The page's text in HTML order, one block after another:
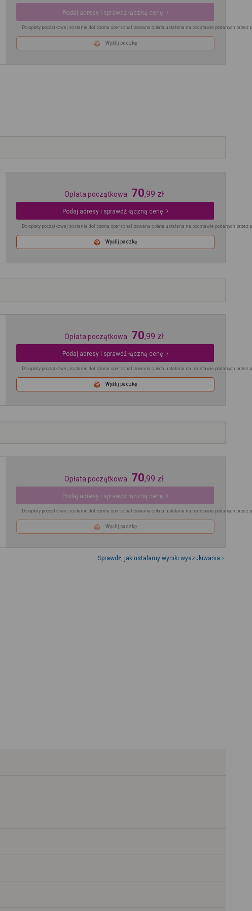
Podaj adresy i sprawdź łączną cenę
Do opłaty początkowej zostanie doliczona spersonalizowana opłata ustalana na podstawie podanych przez
Wyślij paczkę
Opłata początkowa 70,99 zł
Podaj adresy i sprawdź łączną cenę
Do opłaty początkowej zostanie doliczona spersonalizowana opłata ustalana na podstawie podanych przez
Wyślij paczkę
Opłata początkowa 70,99 zł
Podaj adresy i sprawdź łączną cenę
Do opłaty początkowej zostanie doliczona spersonalizowana opłata ustalana na podstawie podanych przez
Wyślij paczkę
Opłata początkowa 70,99 zł
Podaj adresy i sprawdź łączną cenę
Do opłaty początkowej zostanie doliczona spersonalizowana opłata ustalana na podstawie podanych przez
Wyślij paczkę
Sprawdź, jak ustalamy wyniki wyszukiwania